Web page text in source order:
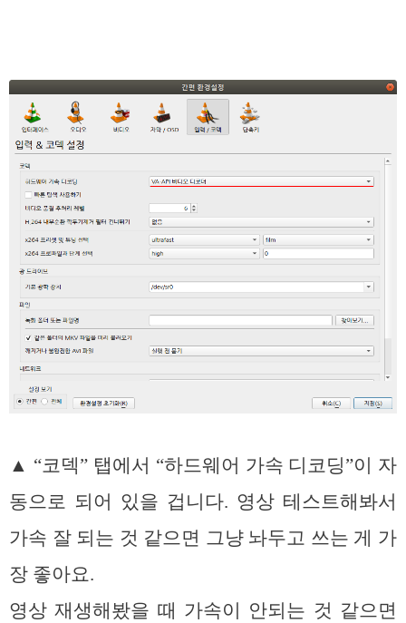
▲ “코덱” 탭에서 “하드웨어 가속 디코딩”이 자
동으로 되어 있을 겁니다. 영상 테스트해봐서
가속 잘 되는 것 같으면 그냥 놔두고 쓰는 게 가
장 좋아요.
영상 재생해봤을 때 가속이 안되는 것 같으면